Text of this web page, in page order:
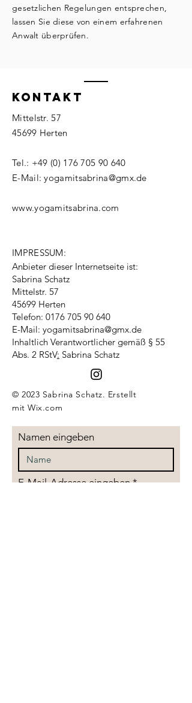
gesetzlichen Regelungen entsprechen,
lassen Sie diese von einem erfahrenen
Anwalt überprüfen.
KONTAKT
Mittelstr. 57
45699 Herten
Tel.: +49 (0) 176 705 90 640
E-Mail:yogamitsabrina@gmx.de
www.yogamitsabrina.com
IMPRESSUM:
Anbieter dieser Internetseite ist:
Sabrina Schatz
Mittelstr. 57
45699 Herten
Telefon: 0176 705 90 640
E-Mail: yogamitsabrina@gmx.de
Inhaltlich Verantwortlicher gemäß § 55
Abs. 2 RStV: Sabrina Schatz
© 2023 Sabrina Schatz. Erstellt
mitWix.com
Namen eingeben
E-Mail-Adresse eingeben